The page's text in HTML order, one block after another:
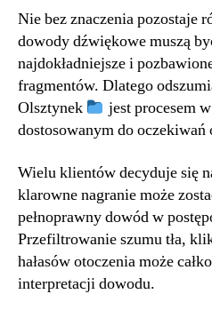
Nie bez znaczenia pozostaje
dowody dźwiękowe muszą
najdokładniejsze i
fragmentów. Dlatego
Olsztynek
jest procesem
dostosowanym do oczekiwań
Wielu klientów decyduje się
klarowne nagranie może
pełnoprawny dowód w
Przefiltrowanie szumu tła,
hałasów otoczenia może
interpretacji dowodu.